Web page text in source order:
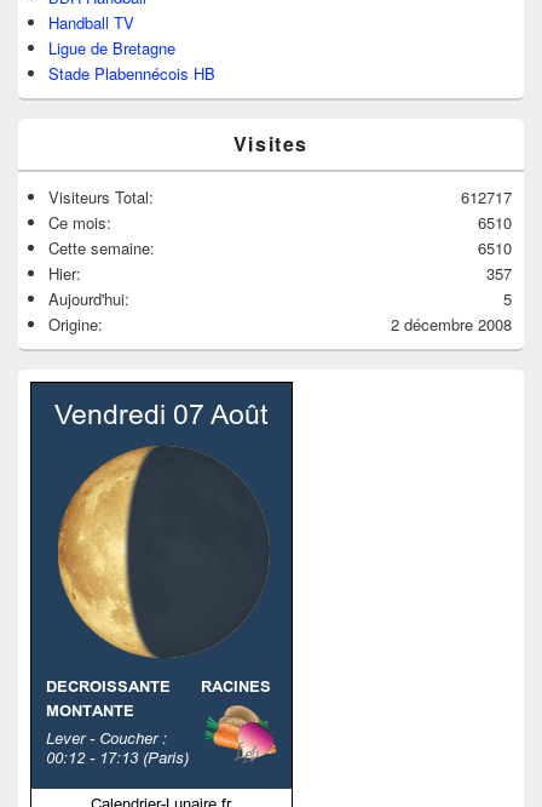
Handball TV
Ligue de Bretagne
Stade Plabennécois HB
Visites
612717
Visiteurs Total:
6510
Ce mois:
6510
Cette semaine:
357
Hier:
5
Aujourd'hui:
2 décembre 2008
Origine: